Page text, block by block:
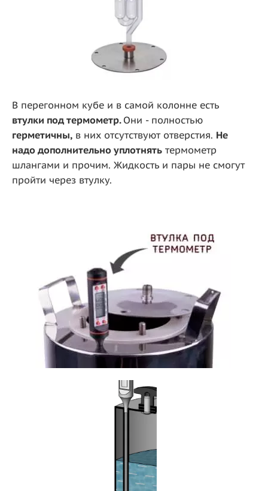
В перегонном кубе и в самой колонне есть
втулки под термометр. Они - полностью
герметичны, в них отсутствуют отверстия. Не
надо дополнительно уплотнять термометр
шлангами и прочим. Жидкость и пары не смогут
пройти через втулку.